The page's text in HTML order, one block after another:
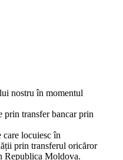
nostru în momentul
prin transfer bancar prin
care locuiesc în
prin transferul oricăror
Republica Moldova.